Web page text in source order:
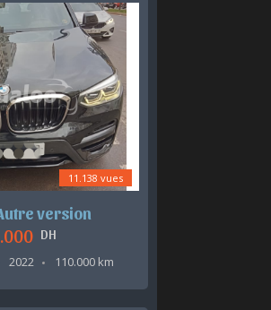
11.138 vues
version
DH
2022 110.000 km